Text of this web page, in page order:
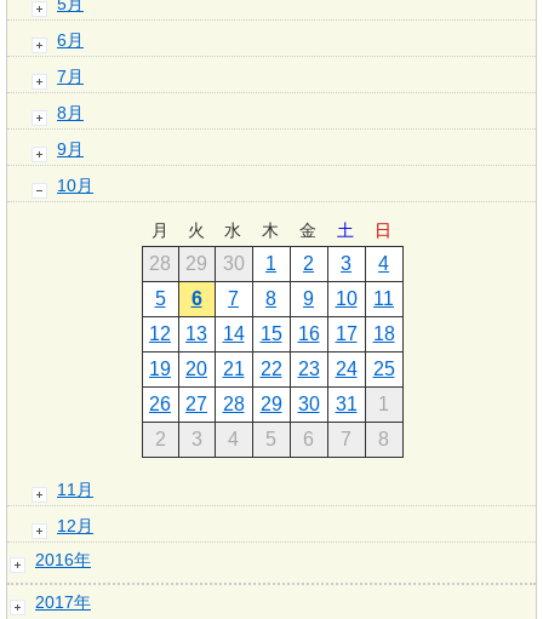
6月
7月
8月
9月
10月
月 火 水 木 金 土 日
28 29 30 1 2 3
4
5
6 7 8 9 10
11
12
13 14 15 16 17
18
19
20 21 22 23 24
25
26
27 28 29 30 31
1
2
3 4 5 6 7 8
11月
12月
2016年
2017年